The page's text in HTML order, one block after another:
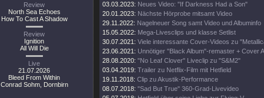
Review
North Sea Echoes
How To Cast A Shadow
Review
Ignition
All Will Die
Live
21.07.2026
Bleed From Within
Conrad Sohm, Dornbirn
03.03.2023: Neues Video: "If Darkness Had a Son"
20.01.2023: Nächste Hörprobe mitsamt Video
29.11.2022: Nagelneuer Song samt Video und Albuminfo
15.05.2022: Mega-Livesclips und klasse Setlist
30.07.2021: Viele interessante Cover-Videos zu
23.06.2021: Unnötiger "Black Album"-remaster + Cover
28.08.2020: "No Leaf Clover" Liveclip zu "S&M2"
03.04.2019: Trailer zu Netflix-Film mit Hetfield
19.11.2018: Clip zu Akustik-Performance
08.07.2018: "Sad But True" 360-Grad-Livevideo